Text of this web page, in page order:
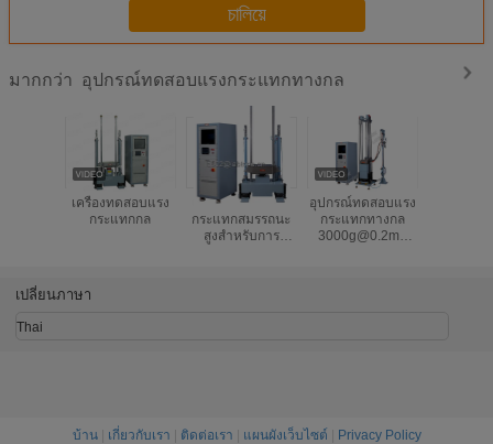
চালিয়ে
มากกว่า อุปกรณ์ทดสอบแรงกระแทกทางกล
เครื่องทดสอบแรง
กระแทกกล
เครื่องทดสอบแรง
กระแทกสมรรถนะ
สูงสำหรับการ
อุปกรณ์ทดสอบแรง
กระแทกทางกล
3000g@0.2ms
เปลี่ยนภาษา
Thai
บ้าน| เกี่ยวกับเรา ติดต่อเรา แผนผังเว็บไซต์ Privacy Policy